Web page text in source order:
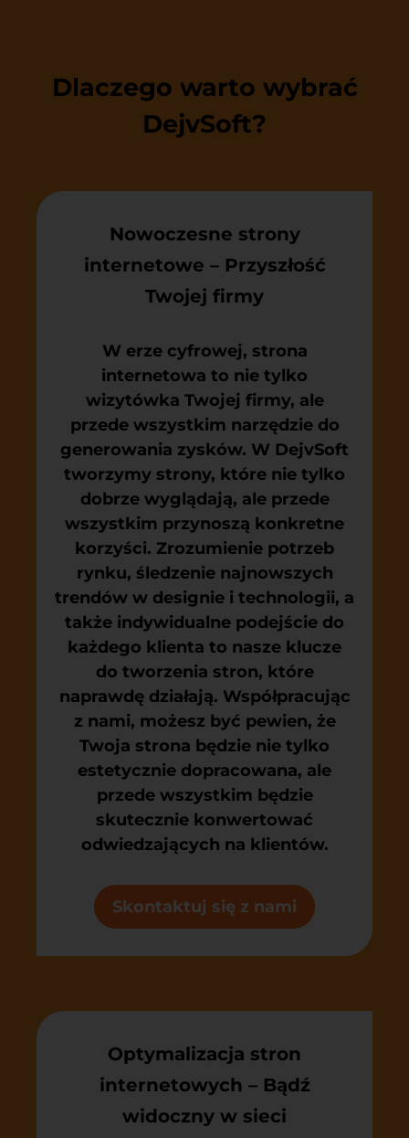
Dlaczego warto wybrać
DejvSoft?
Nowoczesne strony
internetowe – Przyszłość
Twojej firmy
W erze cyfrowej, strona
internetowa to nie tylko
wizytówka Twojej firmy, ale
przede wszystkim narzędzie do
generowania zysków. W DejvSoft
tworzymy strony, które nie tylko
dobrze wyglądają, ale przede
wszystkim przynoszą konkretne
korzyści. Zrozumienie potrzeb
rynku, śledzenie najnowszych
trendów w designie i technologii, a
także indywidualne podejście do
każdego klienta to nasze klucze
do tworzenia stron, które
naprawdę działają. Współpracując
z nami, możesz być pewien, że
Twoja strona będzie nie tylko
estetycznie dopracowana, ale
przede wszystkim będzie
skutecznie konwertować
odwiedzających na klientów.
Skontaktuj się z nami
Optymalizacja stron
internetowych – Bądź
widoczny w sieci